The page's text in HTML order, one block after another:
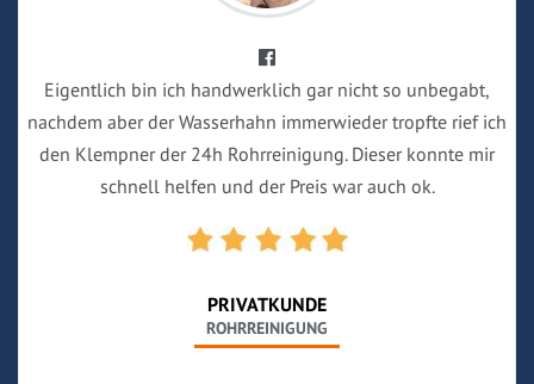
Eigentlich bin ich handwerklich gar nicht so unbegabt,
nachdem aber der Wasserhahn immerwieder tropfte rief ich
den Klempner der 24h Rohrreinigung. Dieser konnte mir
schnell helfen und der Preis war auch ok.
PRIVATKUNDE
ROHRREINIGUNG